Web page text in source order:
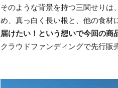
そのような背景を持つ三関せりは
め、真っ白く長い根と、他の食材
届けたい！という想いで今回の商
クラウドファンディングで先行販